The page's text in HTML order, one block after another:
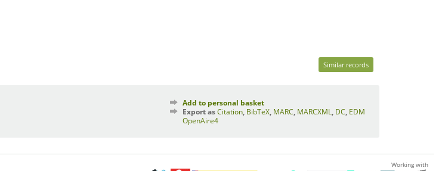
Similar records
Add to personal basket
Export asCitation BibTeX MARC MARCXML DC EDM
OpenAire4
Working with